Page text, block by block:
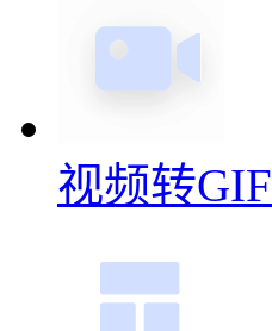
视频转GIF